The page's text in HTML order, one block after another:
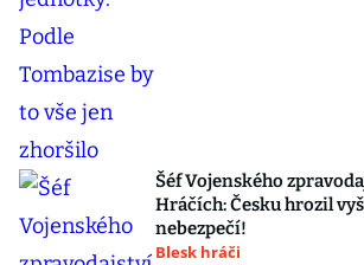
Šéf Vojenského
Hráčích: Česku hrozil
nebezpečí!
Blesk hráči